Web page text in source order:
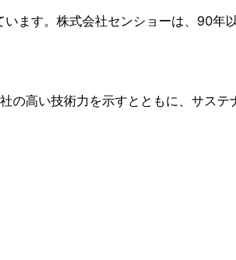
ます。株式会社センショーは、90
の高い技術力を示すとともに、サス